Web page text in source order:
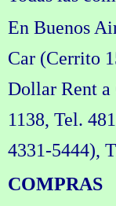
En Buenos
Car (Cerrito
Dollar Rent a
1138, Tel.
4331-5444),
COMPRAS